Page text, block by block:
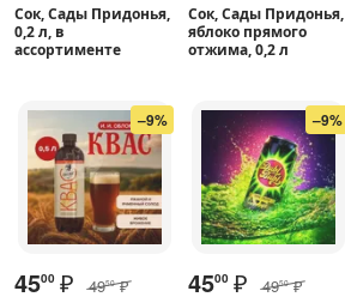
Сок, Сады Придонья,
0,2 л, в
ассортименте
Сок, Сады Придонья,
яблоко прямого
отжима, 0,2 л
–9%
4500 ₽ 4950 ₽
–9%
4500 ₽ 4950 ₽